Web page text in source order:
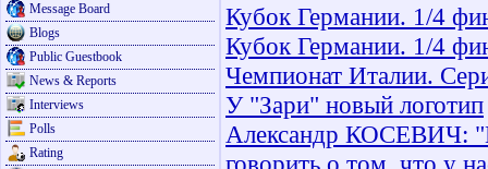
Message Board
Blogs
Public Guestbook
News & Reports
Interviews
Polls
Rating
Кубок Германии. 1/4
Кубок Германии. 1/4
Чемпионат Италии.
У "Зари" новый логотип
Александр КОСЕВИЧ: